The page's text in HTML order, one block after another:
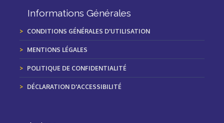
Informations Générales
CONDITIONS GÉNÉRALES D'UTILISATION
MENTIONS LÉGALES
POLITIQUE DE CONFIDENTIALITÉ
DÉCLARATION D'ACCESSIBILITÉ